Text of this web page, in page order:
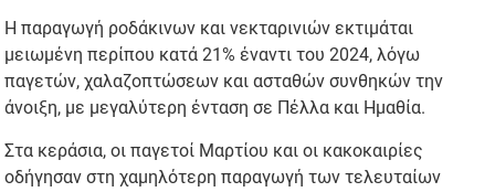
Η παραγωγή ροδάκινων και νεκταρινιών εκτιμάται
μειωμένη περίπου κατά 21% έναντι του 2024, λόγω
παγετών, χαλαζοπτώσεων και ασταθών συνθηκών την
άνοιξη, με μεγαλύτερη ένταση σε Πέλλα και Ημαθία.
Στα κεράσια, οι παγετοί Μαρτίου και οι κακοκαιρίες
οδήγησαν στη χαμηλότερη παραγωγή των τελευταίων